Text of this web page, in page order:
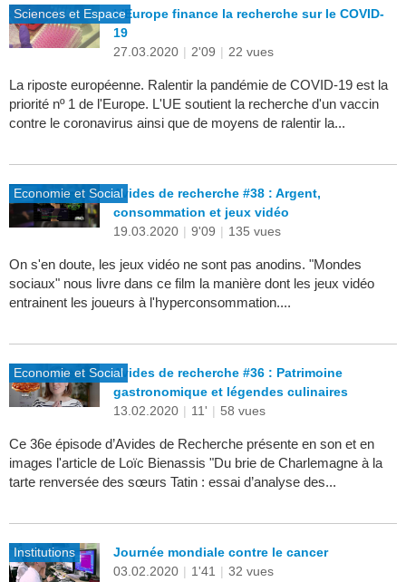
Sciences et EspaceL'Europe finance la recherche sur le COVID-
19
27.03.2020 | 2'09 | 22 vues
La riposte européenne. Ralentir la pandémie de COVID-19 est la
priorité nº 1 de l'Europe. L'UE soutient la recherche d'un vaccin
contre le coronavirus ainsi que de moyens de ralentir la...
Economie et SocialAvides de recherche #38 : Argent,
consommation et jeux vidéo
19.03.2020 | 9'09 | 135 vues
On s'en doute, les jeux vidéo ne sont pas anodins. "Mondes
sociaux" nous livre dans ce film la manière dont les jeux vidéo
entrainent les joueurs à l'hyperconsommation....
Economie et SocialAvides de recherche #36 : Patrimoine
gastronomique et légendes culinaires
13.02.2020 | 11' | 58 vues
Ce 36e épisode d’Avides de Recherche présente en son et en
images l'article de Loïc Bienassis "Du brie de Charlemagne à la
tarte renversée des sœurs Tatin : essai d’analyse des...
Institutions
Journée mondiale contre le cancer
03.02.2020 | 1'41 | 32 vues